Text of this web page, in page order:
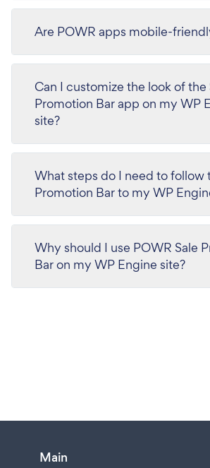
Are POWR apps mobile-
Can I customize the look of the
Promotion Bar app on my WP
site?
What steps do I need to follow
Promotion Bar to my WP
Why should I use POWR Sale
Bar on my WP Engine site?
Main